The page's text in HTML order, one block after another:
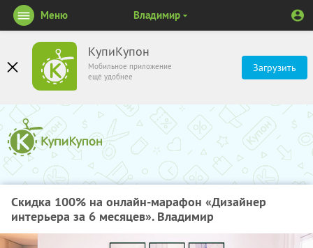
КупиКупон
Мобильное приложение
ещё удобнее
Загрузить
Меню Владимир
Скидка 100% на онлайн-марафон «Дизайнер
интерьера за 6 месяцев». Владимир